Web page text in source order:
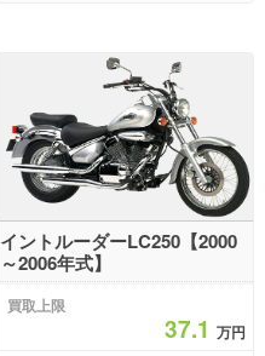
イントルーダーLC250【2000
～2006年式】
買取上限
37.1 万円